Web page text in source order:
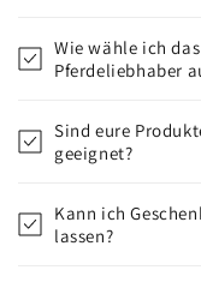
Wie wähle ich
Pferdeliebhaber
Sind eure
geeignet?
Kann ich
lassen?